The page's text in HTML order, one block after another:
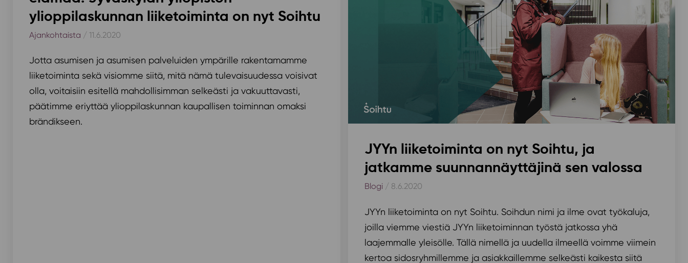
ylioppilaskunnan liiketoiminta on nyt Soihtu
Ajankohtaista / 11.6.2020
Jotta asumisen ja asumisen palveluiden ympärille rakentamamme
liiketoiminta sekä visiomme siitä, mitä nämä tulevaisuudessa voisivat
olla, voitaisiin esitellä mahdollisimman selkeästi ja vakuuttavasti,
päätimme eriyttää ylioppilaskunnan kaupallisen toiminnan omaksi
brändikseen.
JYYn liiketoiminta on nyt Soihtu, ja
jatkamme suunnannäyttäjinä sen valossa
Blogi/ 8.6.2020
JYYn liiketoiminta on nyt Soihtu. Soihdun nimi ja ilme ovat työkaluja,
joilla viemme viestiä JYYn liiketoiminnan työstä jatkossa yhä
laajemmalle yleisölle. Tällä nimellä ja uudella ilmeellä voimme viimein
kertoa sidosryhmillemme ja asiakkaillemme selkeästi kaikesta siitä